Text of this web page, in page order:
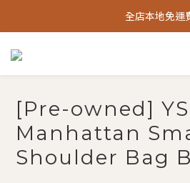
全店本地免運
[Pre-owned]
Manhattan
Shoulder Bag